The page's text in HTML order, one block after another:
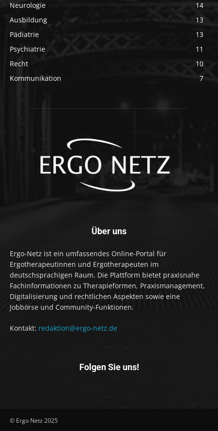
Neurologie
14
Ausbildung
13
Pädiatrie
13
Psychiatrie
11
Recht
10
Kommunikation
7
Über uns
Ergo-Netz ist ein umfassendes Online-Portal für
Ergotherapeutinnen und Ergotherapeuten im
deutschsprachigen Raum. Die Plattform bietet praxisnahe
Fachinformationen zu Therapieformen, Praxismanagement,
Digitalisierung und rechtlichen Aspekten sowie eine
Jobbörse und Community-Funktionen.
Kontakt: redaktion@ergo-netz.de
Folgen Sie uns!
© Ergo Netz 2025